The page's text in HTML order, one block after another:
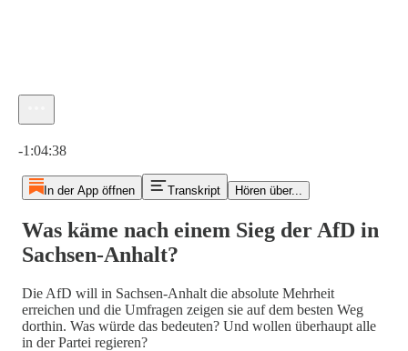
-1:04:38
In der App öffnen Transkript Hören über...
Was käme nach einem Sieg der AfD in
Sachsen-Anhalt?
Die AfD will in Sachsen-Anhalt die absolute Mehrheit
erreichen und die Umfragen zeigen sie auf dem besten Weg
dorthin. Was würde das bedeuten? Und wollen überhaupt alle
in der Partei regieren?